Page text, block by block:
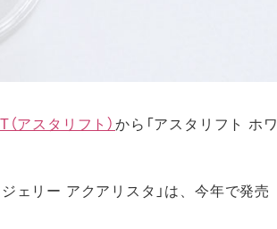
アスタリフト）から「アスタリフト ホワ
ェリー アクアリスタ」は、今年で発売